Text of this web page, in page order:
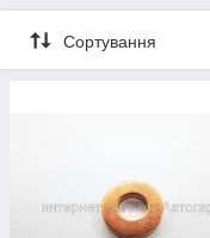
Сортування